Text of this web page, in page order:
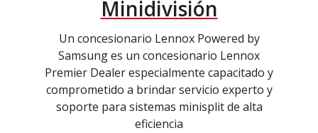
Minidivisión
Un concesionario Lennox Powered by
Samsung es un concesionario Lennox
Premier Dealer especialmente capacitado y
comprometido a brindar servicio experto y
soporte para sistemas minisplit de alta
eficiencia